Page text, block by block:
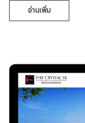
อ่านเพิ่ม